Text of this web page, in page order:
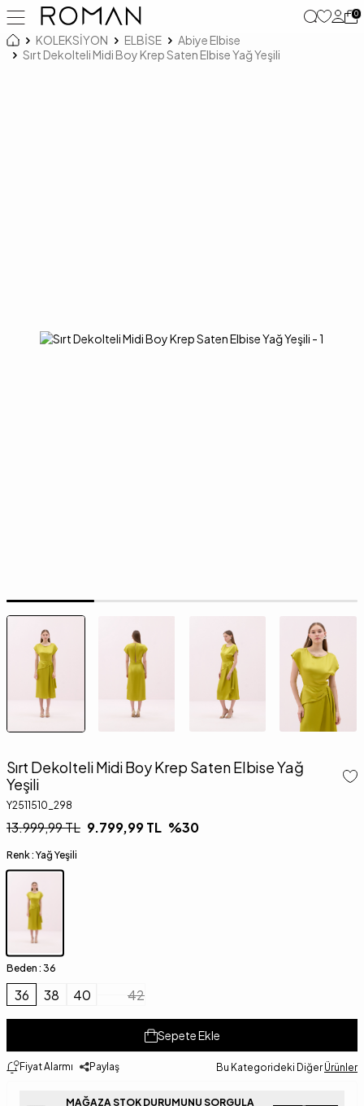
0
KOLEKSİYON ELBİSE
Abiye Elbise
Sırt Dekolteli Midi Boy Krep Saten Elbise Yağ Yeşili
Sırt Dekolteli Midi Boy Krep Saten Elbise Yağ
Yeşili
Y2511510_298
13.999,99TL 9.799,99TL %30
Renk : Yağ Yeşili
Beden : 36
36 38 40 42
Sepete Ekle
Fiyat Alarmı Paylaş Bu Kategorideki Diğer Ürünler
MAĞAZA STOK DURUMUNU SORGULA